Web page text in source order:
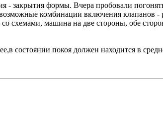
- закрытия формы. Вчера пробовали
комбинации включения клапанов
схемами, машина на две стороны, обе
состоянии покоя должен находится в